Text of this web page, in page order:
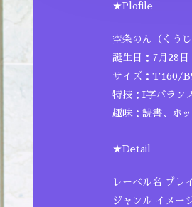
★Plofile
空条のん（くう
誕生日：7月28日
サイズ：T160/
特技：I字バラン
趣味：読書、ホ
★Detail
レーベル名 ブレ
ジャンル イメー